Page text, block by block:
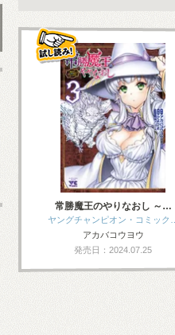
常勝魔王のやりなおし ～…
ヤングチャンピオン・コミック…
アカバコウヨウ
発売日：2024.07.25